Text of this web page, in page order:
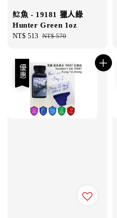
鯰魚 - 19181 獵人綠
Hunter Green 1oz
Sale
NT$ 513 Regular
NT$ 570
優惠